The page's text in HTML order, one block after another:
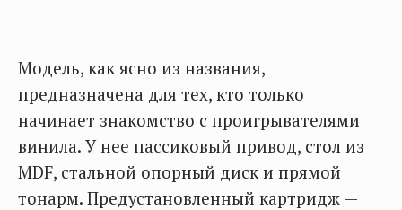
Модель, как ясно из названия,
предназначена для тех, кто только
начинает знакомство с проигрывателями
винила. У нее пассиковый привод, стол из
MDF, стальной опорный диск и прямой
тонарм. Предустановленный картридж —